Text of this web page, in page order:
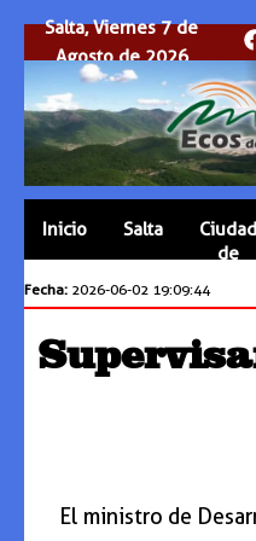
Salta, Viernes 7 de
Agosto de 2026
Inicio Salta
Ciudad
de
Fecha: 2026-06-02 19:09:44
El ministro de